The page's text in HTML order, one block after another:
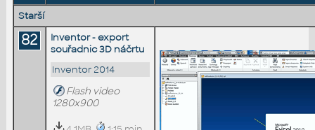
Starší
82
Inventor - export
souřadnic 3D náčrtu
Inventor 2014
Flash video
1280x900